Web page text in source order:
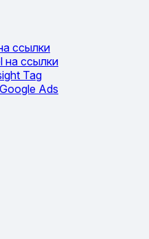
ссылки
на ссылки
Tag
Ads